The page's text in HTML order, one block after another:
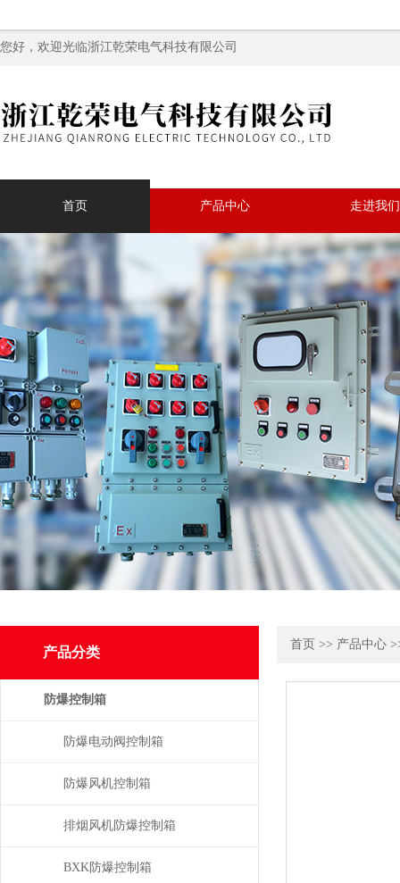
您好，欢迎光临浙江乾荣电气科技有限公司
首页 产品中心 走进我们
首页 >> 产品中心
产品分类
防爆控制箱
防爆电动阀控制箱
防爆风机控制箱
排烟风机防爆控制箱
BXK防爆控制箱